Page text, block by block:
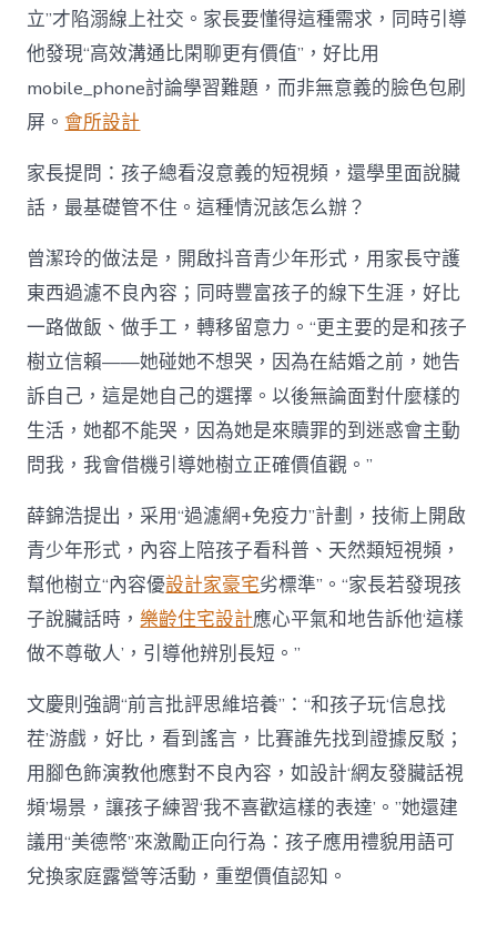
立”才陷溺線上社交。家長要懂得這種需求，同時引導
他發現“高效溝通比閑聊更有價值”，好比用
mobile_phone討論學習難題，而非無意義的臉色包刷
屏。會所設計
家長提問：孩子總看沒意義的短視頻，還學里面說臟
話，最基礎管不住。這種情況該怎么辦？
曾潔玲的做法是，開啟抖音青少年形式，用家長守護
東西過濾不良內容；同時豐富孩子的線下生涯，好比
一路做飯、做手工，轉移留意力。“更主要的是和孩子
樹立信賴——她碰她不想哭，因為在結婚之前，她告
訴自己，這是她自己的選擇。以後無論面對什麼樣的
生活，她都不能哭，因為她是來贖罪的到迷惑會主動
問我，我會借機引導她樹立正確價值觀。”
薛錦浩提出，采用“過濾網+免疫力”計劃，技術上開啟
青少年形式，內容上陪孩子看科普、天然類短視頻，
幫他樹立“內容優設計家豪宅劣標準”。“家長若發現孩
子說臟話時，樂齡住宅設計應心平氣和地告訴他‘這樣
做不尊敬人’，引導他辨別長短。”
文慶則強調“前言批評思維培養”：“和孩子玩‘信息找
茬’游戲，好比，看到謠言，比賽誰先找到證據反駁；
用腳色飾演教他應對不良內容，如設計‘網友發臟話視
頻’場景，讓孩子練習‘我不喜歡這樣的表達’。”她還建
議用“美德幣”來激勵正向行為：孩子應用禮貌用語可
兌換家庭露營等活動，重塑價值認知。